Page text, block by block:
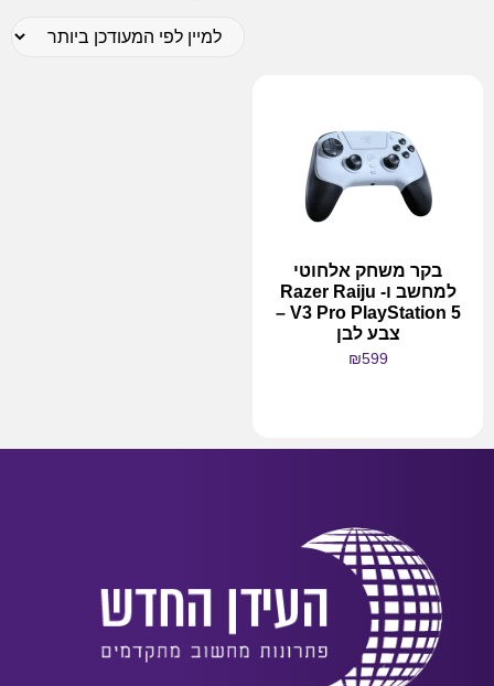
בקר משחק אלחוטי
למחשב ו- Razer Raiju
V3 Pro PlayStation 5 –
צבע לבן
₪599